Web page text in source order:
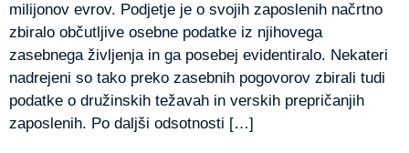
milijonov evrov. Podjetje je o svojih zaposlenih načrtno
zbiralo občutljive osebne podatke iz njihovega
zasebnega življenja in ga posebej evidentiralo. Nekateri
nadrejeni so tako preko zasebnih pogovorov zbirali tudi
podatke o družinskih težavah in verskih prepričanjih
zaposlenih. Po daljši odsotnosti […]